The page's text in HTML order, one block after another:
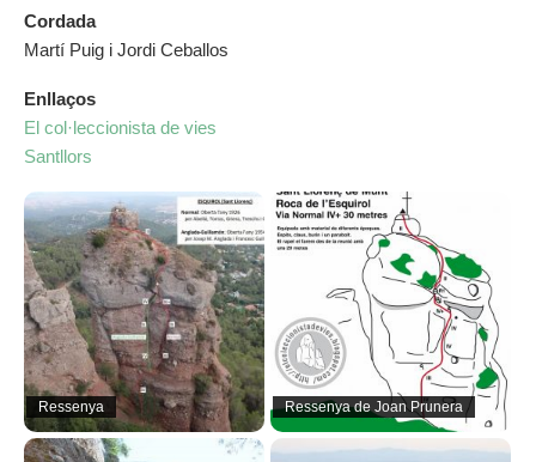
Cordada
Martí Puig i Jordi Ceballos
Enllaços
El col·leccionista de vies
Santllors
Ressenya Ressenya de Joan Prunera